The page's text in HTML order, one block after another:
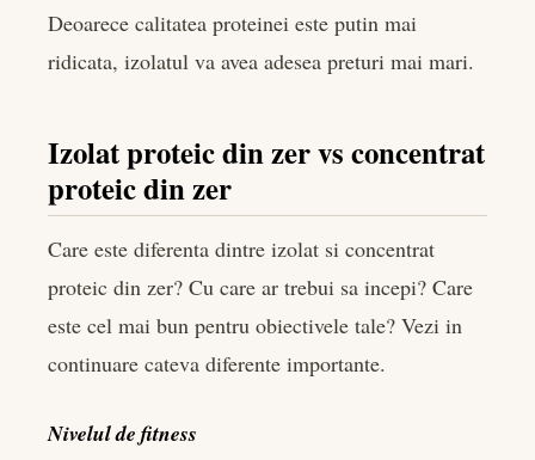
Deoarece calitatea proteinei este putin mai
ridicata, izolatul va avea adesea preturi mai mari.
Izolat proteic din zer vs concentrat
proteic din zer
Care este diferenta dintre izolat si concentrat
proteic din zer? Cu care ar trebui sa incepi? Care
este cel mai bun pentru obiectivele tale? Vezi in
continuare cateva diferente importante.
Nivelul de fitness